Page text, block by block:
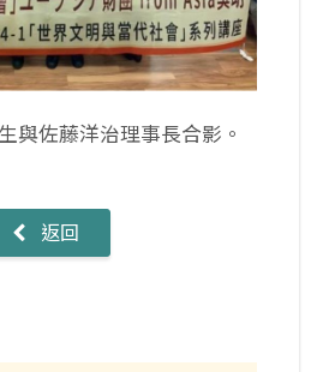
與佐藤洋治理事長合影。
返回